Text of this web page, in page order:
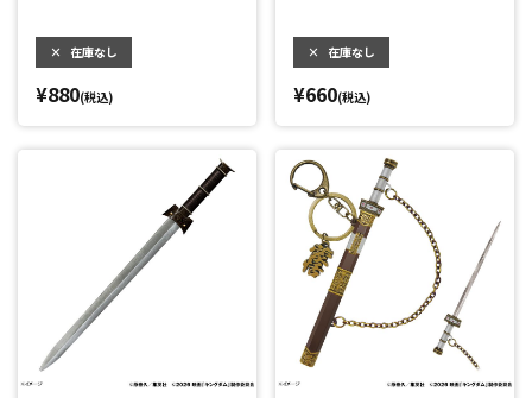
× 在庫なし
¥880(税込)
× 在庫なし
¥660(税込)